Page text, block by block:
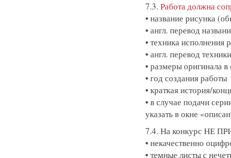
7.3. Работа должна
• название рисунка
• англ. перевод
• техника исполнения
• англ. перевод
• размеры оригинала
• год создания работы
• краткая история/
• в случае подачи
указать в окне
7.4. На конкурс НЕ
• некачественно
• темные листы с